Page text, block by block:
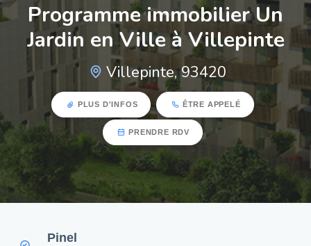
Programme immobilier Un
Jardin en Ville à Villepinte
Villepinte, 93420
PLUS D'INFOS ÊTRE APPELÉ
PRENDRE RDV
Pinel